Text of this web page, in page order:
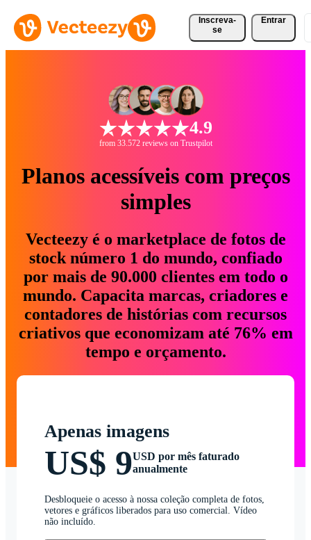
Inscreva-
se
Entrar
4.9
from 33.572 reviews on Trustpilot
Planos acessíveis com preços
simples
Vecteezy é o marketplace de fotos de
stock número 1 do mundo, confiado
por mais de 90.000 clientes em todo o
mundo. Capacita marcas, criadores e
contadores de histórias com recursos
criativos que economizam até 76% em
tempo e orçamento.
Apenas imagens
US$ 9USD por mês faturado
anualmente
Desbloqueie o acesso à nossa coleção completa de fotos,
vetores e gráficos liberados para uso comercial. Vídeo
não incluído.